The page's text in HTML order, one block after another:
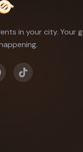
in your city. Your